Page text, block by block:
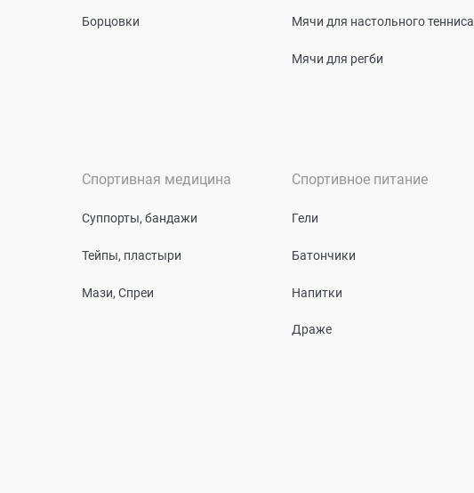
Борцовки Мячи для настольного тенниса
Мячи для регби
Спортивная медицина
Суппорты, бандажи
Тейпы, пластыри
Мази, Спреи
Спортивное питание
Гели
Батончики
Напитки
Драже